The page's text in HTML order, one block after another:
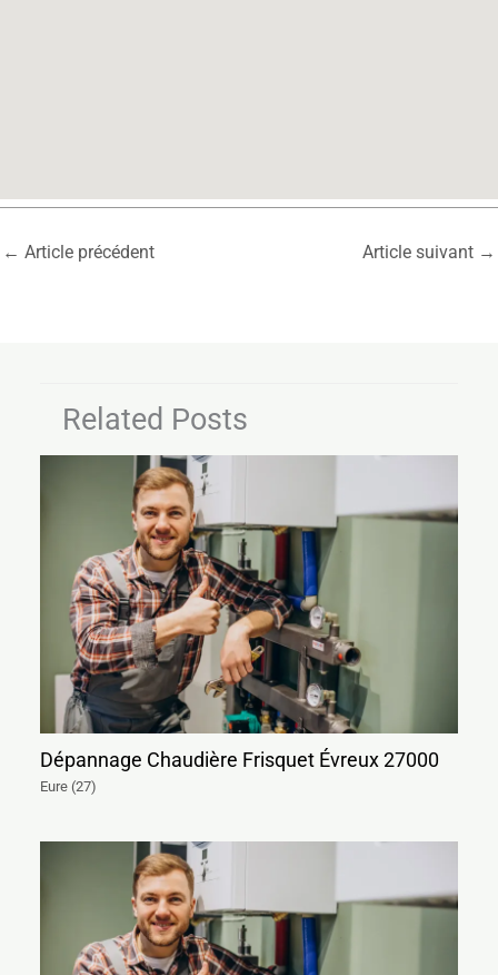
← Article précédent Article suivant →
Related Posts
Dépannage Chaudière Frisquet Évreux 27000
Eure (27)